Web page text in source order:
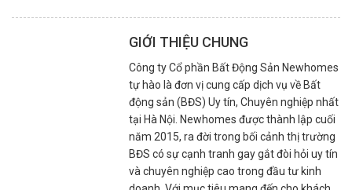
GIỚI THIỆU CHUNG
Công ty Cổ phần Bất Động Sản Newhomes
tự hào là đơn vị cung cấp dịch vụ về Bất
động sản (BĐS) Uy tín, Chuyên nghiệp nhất
tại Hà Nội. Newhomes được thành lập cuối
năm 2015, ra đời trong bối cảnh thị trường
BĐS có sự cạnh tranh gay gắt đòi hỏi uy tín
và chuyên nghiệp cao trong đầu tư kinh